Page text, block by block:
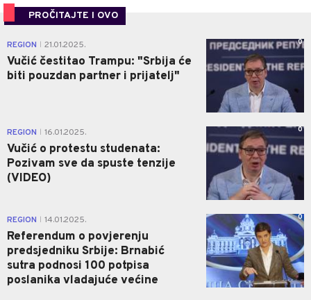
PROČITAJTE I OVO
REGION 21.01.2025.
Vučić čestitao Trampu: "Srbija će
biti pouzdan partner i prijatelj"
0
REGION 16.01.2025.
Vučić o protestu studenata:
Pozivam sve da spuste tenzije
(VIDEO)
0
REGION 14.01.2025.
Referendum o povjerenju
predsjedniku Srbije: Brnabić
sutra podnosi 100 potpisa
poslanika vladajuće većine
0